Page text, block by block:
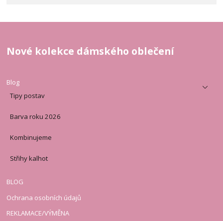
Nové kolekce dámského oblečení
Blog
Tipy postav
Barva roku 2026
Kombinujeme
Střihy kalhot
BLOG
Ochrana osobních údajů
REKLAMACE/VÝMĚNA